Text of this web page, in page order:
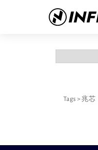
Tags >兆芯